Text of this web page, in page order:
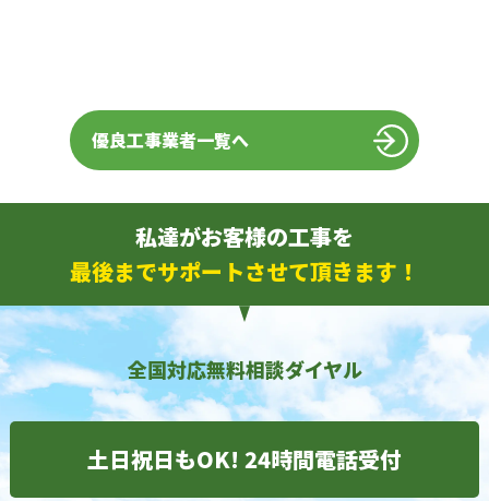
優良工事業者一覧へ
私達がお客様の工事を
最後までサポートさせて頂きます！
全国対応無料相談ダイヤル
土日祝日もOK! 24時間電話受付